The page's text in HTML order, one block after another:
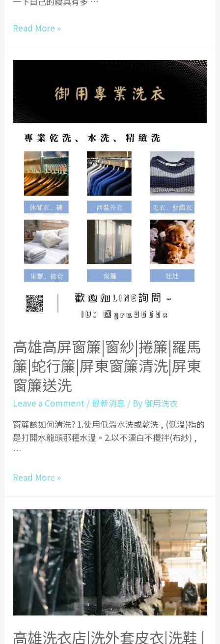
入
換
季
清
洗
在！
Read More »
高雄高屏窗簾|窗紗|捲簾|羅馬
簾|蛇行簾|屏東窗簾清洗|屏東
窗簾送洗
Leave a Comment / 最新消息 / By御用洗衣
窗簾該如何清洗? 1.使用低溫水洗或乾洗 , (低溫)指的
是打開水龍頭那種水溫。2.以不漂白不攪拌(布紗) ,
…
高
屏
窗
簾|
窗
紗|
捲
羅
簾|
Read More »
高雄洗衣店|洗外套皮衣|洗鞋 |